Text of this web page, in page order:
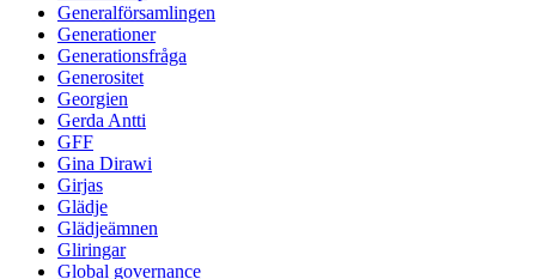
Generalförsamlingen
Generationer
Generationsfråga
Generositet
Georgien
Gerda Antti
GFF
Gina Dirawi
Girjas
Glädje
Glädjeämnen
Gliringar
Global governance